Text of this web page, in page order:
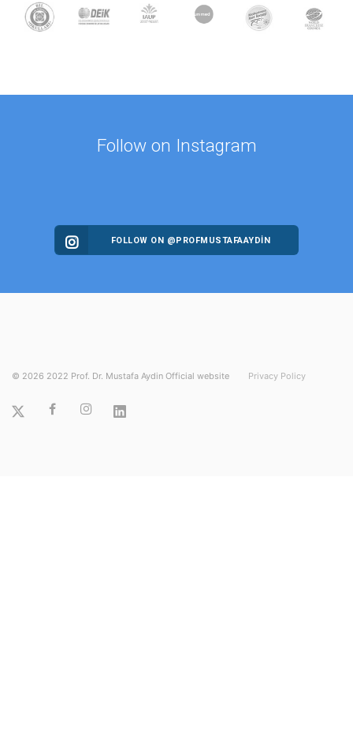
Follow on Instagram
FOLLOW ON @PROFMUSTAFAAYDIN
© 2026 2022 Prof. Dr. Mustafa Aydin Official website Privacy Policy